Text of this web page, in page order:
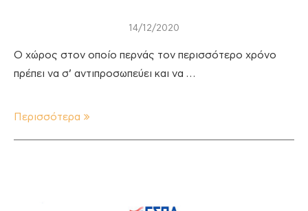
14/12/2020
Ο χώρος στον οποίο περνάς τον περισσότερο χρόνο
πρέπει να σ’ αντιπροσωπεύει και να …
Περισσότερα